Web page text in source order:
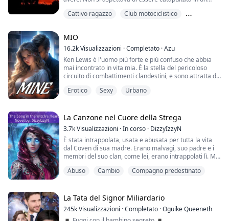
fondato il club e ora suo fratello lo gestisce. Lei è
spezzare il cuore. Non doveva riman...
Cattivo ragazzo
Club motociclistico
MIO
16.2kVisualizzazioni ·Completato ·Azu
Ken Lewis è l'uomo più forte e più confuso che abbia
mai incontrato in vita mia. È la stella del pericoloso
circuito di combattimenti clandestini, e sono attratta da
vita. Dimentico chi sono, cosa voglio, con un solo
mio compito ma...
Erotico Sexy Urbano
La Canzone nel Cuore della Strega
3.7kVisualizzazioni ·In corso · DizzyIzzyN
È stata intrappolata, usata e abusata per tutta la vita
dal Coven di sua madre. Erano malvagi, suo padre e i
membri del suo clan, come lei, erano intrappolati lì. Mia
doveva essere utile per qualcosa di diverso dall'essere
biblioteca, era pien...
Abuso Cambio Compagno predestinato
La Tata del Signor Miliardario
245kVisualizzazioni ·Completato ·Oguike Queeneth